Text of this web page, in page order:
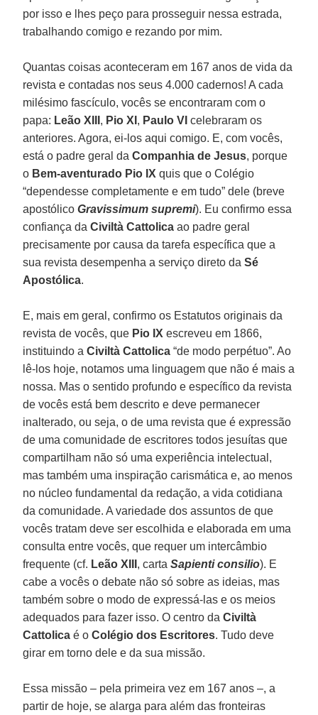
por isso e lhes peço para prosseguir nessa estrada,
trabalhando comigo e rezando por mim.
Quantas coisas aconteceram em 167 anos de vida da
revista e contadas nos seus 4.000 cadernos! A cada
milésimo fascículo, vocês se encontraram com o
papa: Leão XIII , Pio XI , Paulo VI celebraram os
anteriores. Agora, ei-los aqui comigo. E, com vocês,
está o padre geral daCompanhia de Jesus, porque
o Bem-aventurado Pio IX quis que o Colégio
“dependesse completamente e em tudo” dele (breve
apostólicoGravissimum supremi). Eu confirmo essa
confiança daCiviltà Cattolica ao padre geral
precisamente por causa da tarefa específica que a
sua revista desempenha a serviço direto daSé
Apostólica.
E, mais em geral, confirmo os Estatutos originais da
revista de vocês, que Pio IX escreveu em 1866,
instituindo aCiviltà Cattolica “de modo perpétuo”. Ao
lê-los hoje, notamos uma linguagem que não é mais a
nossa. Mas o sentido profundo e específico da revista
de vocês está bem descrito e deve permanecer
inalterado, ou seja, o de uma revista que é expressão
de uma comunidade de escritores todos jesuítas que
compartilham não só uma experiência intelectual,
mas também uma inspiração carismática e, ao menos
no núcleo fundamental da redação, a vida cotidiana
da comunidade. A variedade dos assuntos de que
vocês tratam deve ser escolhida e elaborada em uma
consulta entre vocês, que requer um intercâmbio
frequente (cf. Leão XIII , cartaSapienti consilio). E
cabe a vocês o debate não só sobre as ideias, mas
também sobre o modo de expressá-las e os meios
adequados para fazer isso. O centro daCiviltà
Cattolica é oColégio dos Escritores. Tudo deve
girar em torno dele e da sua missão.
Essa missão – pela primeira vez em 167 anos –, a
partir de hoje, se alarga para além das fronteiras